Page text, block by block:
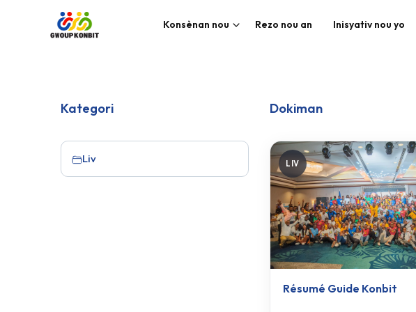
Konsènan nou Rezo nou an Inisyativ nou yo
Dokiman
LIV
Résumé Guide Konbit
Kategori
Liv